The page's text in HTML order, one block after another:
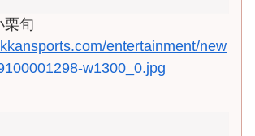
栗旬
entertainment/new
w1300_0.jpg